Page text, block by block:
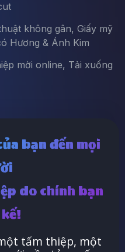
không gân, Giấy mỹ
Hương & Ánh Kim
mời online, Tải xuống
bạn đến mọi
do chính bạn
tấm thiệp, một